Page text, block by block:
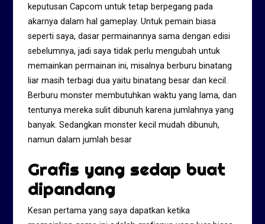
keputusan Capcom untuk tetap berpegang pada
akarnya dalam hal gameplay. Untuk pemain biasa
seperti saya, dasar permainannya sama dengan edisi
sebelumnya, jadi saya tidak perlu mengubah untuk
memainkan permainan ini, misalnya berburu binatang
liar masih terbagi dua yaitu binatang besar dan kecil.
Berburu monster membutuhkan waktu yang lama, dan
tentunya mereka sulit dibunuh karena jumlahnya yang
banyak. Sedangkan monster kecil mudah dibunuh,
namun dalam jumlah besar
Grafis yang sedap buat
dipandang
Kesan pertama yang saya dapatkan ketika